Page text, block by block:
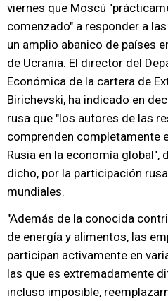
viernes que Moscú
comenzado" a responder a
un amplio abanico de países
de Ucrania. El director del
Económica de la cartera de
Birichevski, ha indicado en
rusa que "los autores de las
comprenden completamente
Rusia en la economía global",
dicho, por la participación
mundiales.
"Además de la conocida
de energía y alimentos, las
participan activamente en
las que es extremadamente
incluso imposible,